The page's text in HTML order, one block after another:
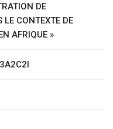
DE
LE CONTEXTE DE
AFRIQUE »